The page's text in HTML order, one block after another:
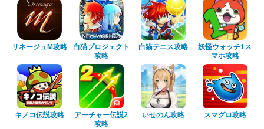
リネージュM攻略
白猫プロジェクト
攻略
白猫テニス攻略
妖怪ウォッチ1ス
マホ攻略
キノコ伝説攻略
アーチャー伝説2
攻略
いせのん攻略 スマグロ攻略